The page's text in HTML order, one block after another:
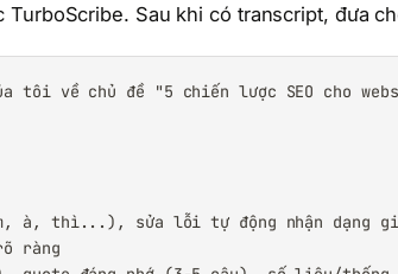
Sau khi có transcript, đưa
tôi về chủ đề "5 chiến lược SEO cho
à, thì...), sửa lỗi tự động nhận dạng
ràng